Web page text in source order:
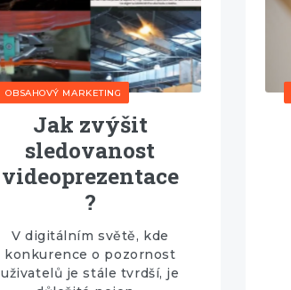
OBSAHOVÝ MARKETING
Jak zvýšit
sledovanost
videoprezentace
?
V digitálním světě, kde
konkurence o pozornost
uživatelů je stále tvrdší, je